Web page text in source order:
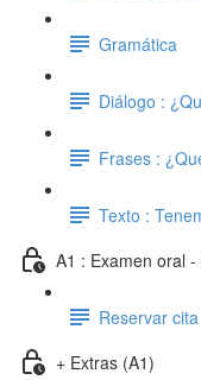
Gramática
Diálogo :
Frases :
Texto :
A1 : Examen oral -
Reservar cita
+ Extras (A1)